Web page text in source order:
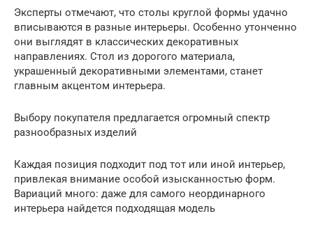
Эксперты отмечают, что столы круглой формы удачно
вписываются в разные интерьеры. Особенно утонченно
они выглядят в классических декоративных
направлениях. Стол из дорогого материала,
украшенный декоративными элементами, станет
главным акцентом интерьера.
Выбору покупателя предлагается огромный спектр
разнообразных изделий
Каждая позиция подходит под тот или иной интерьер,
привлекая внимание особой изысканностью форм.
Вариаций много: даже для самого неординарного
интерьера найдется подходящая модель